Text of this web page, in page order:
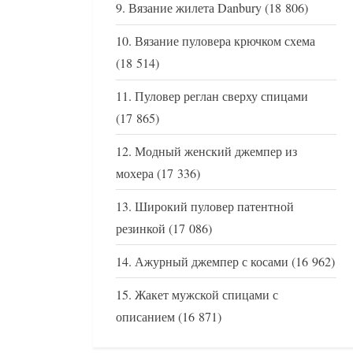
Вязание жилета Danbury(18 806)
Вязание пуловера крючком схема
(18 514)
Пуловер реглан сверху спицами
(17 865)
Модный женский джемпер из
мохера(17 336)
Широкий пуловер патентной
резинкой (17 086)
Ажурный джемпер с косами (16 962)
Жакет мужской спицами с
описанием(16 871)